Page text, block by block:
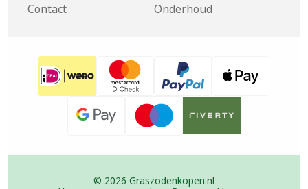
Contact
Onderhoud
© 2026 Graszodenkopen.nl